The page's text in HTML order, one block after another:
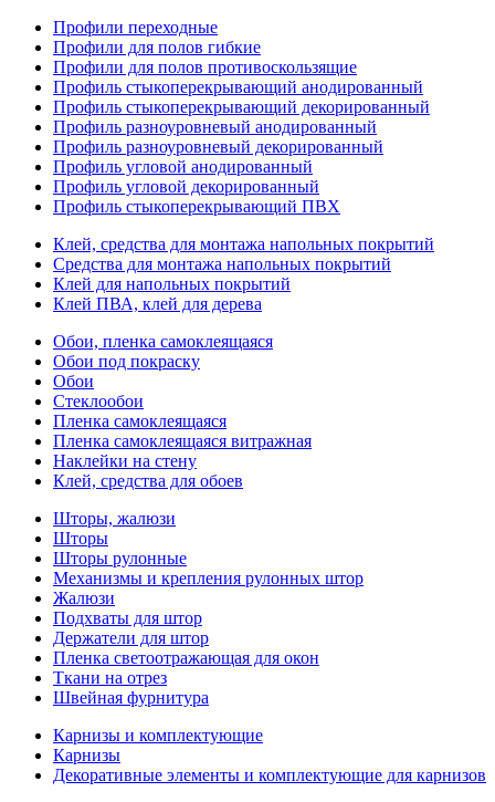
Профили переходные
Профили для полов гибкие
Профили для полов противоскользящие
Профиль стыкоперекрывающий анодированный
Профиль стыкоперекрывающий декорированный
Профиль разноуровневый анодированный
Профиль разноуровневый декорированный
Профиль угловой анодированный
Профиль угловой декорированный
Профиль стыкоперекрывающий ПВХ
Клей, средства для монтажа напольных покрытий
Средства для монтажа напольных покрытий
Клей для напольных покрытий
Клей ПВА, клей для дерева
Обои, пленка самоклеящаяся
Обои под покраску
Обои
Стеклообои
Пленка самоклеящаяся
Пленка самоклеящаяся витражная
Наклейки на стену
Клей, средства для обоев
Шторы, жалюзи
Шторы
Шторы рулонные
Механизмы и крепления рулонных штор
Жалюзи
Подхваты для штор
Держатели для штор
Пленка светоотражающая для окон
Ткани на отрез
Швейная фурнитура
Карнизы и комплектующие
Карнизы
Декоративные элементы и комплектующие для карнизов